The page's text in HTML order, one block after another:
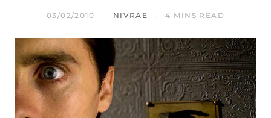
03/02/2010 NIVRAE 4 MINS READ